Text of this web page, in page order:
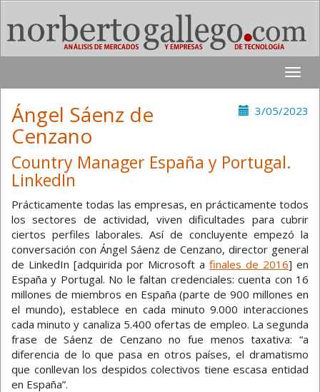
Toggle
3/05/2023
Ángel Sáenz de
Cenzano
Country Manager España y Portugal.
LinkedIn
Prácticamente todas las empresas, en prácticamente todos
los sectores de actividad, viven dificultades para cubrir
ciertos perfiles laborales. Así de concluyente empezó la
conversación con Ángel Sáenz de Cenzano, director general
de LinkedIn [adquirida por Microsoft a finales de 2016] en
España y Portugal. No le faltan credenciales: cuenta con 16
millones de miembros en España (parte de 900 millones en
el mundo), establece en cada minuto 9.000 interacciones
cada minuto y canaliza 5.400 ofertas de empleo. La segunda
frase de Sáenz de Cenzano no fue menos taxativa: “a
diferencia de lo que pasa en otros países, el dramatismo
que conllevan los despidos colectivos tiene escasa entidad
en España”.